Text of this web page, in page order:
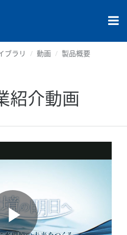
ブラリ 動画
製品概要
紹介動画